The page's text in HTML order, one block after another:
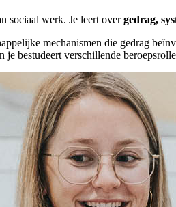
sociaal werk. Je leert overgedrag,
mechanismen die gedrag
je bestudeert verschillende